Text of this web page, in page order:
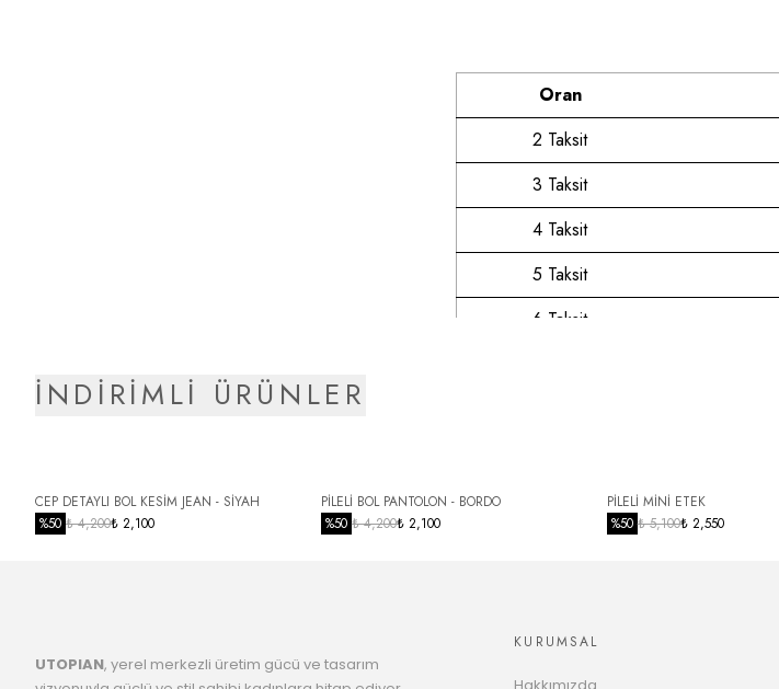
Oran
2 Taksit
3 Taksit
4 Taksit
5 Taksit
6 Taksit
İNDİRİMLİ ÜRÜNLER
CEP DETAYLI BOL KESİM JEAN - SİYAH
%50 ₺ 4,200₺ 2,100
PİLELİ BOL PANTOLON - BORDO
%50 ₺ 4,200₺ 2,100
PİLELİ MİNİ ETEK
%50 ₺ 5,100₺ 2,550
UTOPIAN, yerel merkezli üretim gücü ve tasarım
KURUMSAL